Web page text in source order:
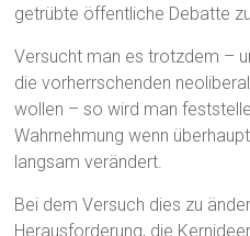
getrübte öffentliche Debatte
Versucht man es trotzdem –
die vorherrschenden
wollen – so wird man
Wahrnehmung wenn
langsam verändert.
Bei dem Versuch dies zu
Herausforderung, die